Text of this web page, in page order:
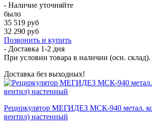
- Наличие уточняйте
было
35 519 руб
32 290 руб
Позвонить и купить
- Доставка 1-2 дня
При условии товара в наличии (осн. склад).
Доставка без выходных!
Рециркулятор МЕГИДЕЗ МСК-940 метал.
вентил) настенный